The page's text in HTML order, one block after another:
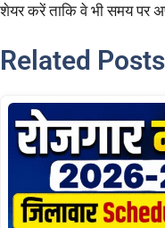
शेयर करें ताकि वे भी समय
Related